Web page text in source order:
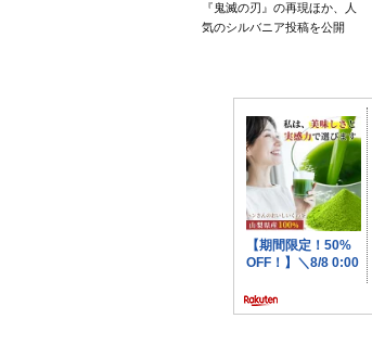
『鬼滅の刃』の再現ほか、人
気のシルバニア投稿を公開